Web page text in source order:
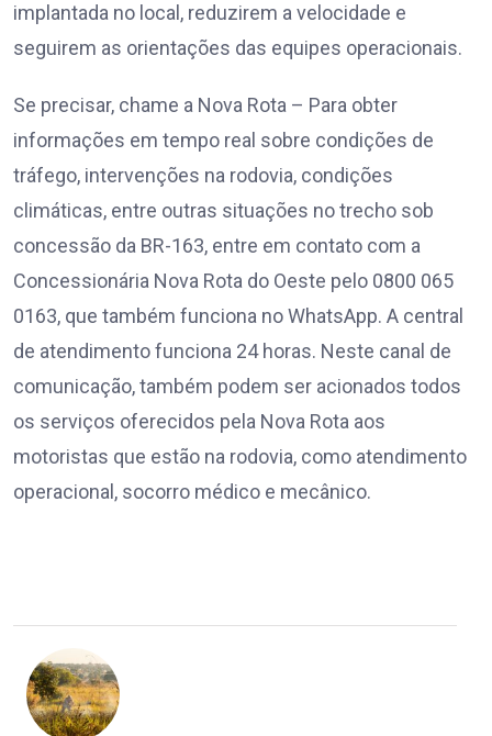
implantada no local, reduzirem a velocidade e
seguirem as orientações das equipes operacionais.
Se precisar, chame a Nova Rota – Para obter
informações em tempo real sobre condições de
tráfego, intervenções na rodovia, condições
climáticas, entre outras situações no trecho sob
concessão da BR-163, entre em contato com a
Concessionária Nova Rota do Oeste pelo 0800 065
0163, que também funciona no WhatsApp. A central
de atendimento funciona 24 horas. Neste canal de
comunicação, também podem ser acionados todos
os serviços oferecidos pela Nova Rota aos
motoristas que estão na rodovia, como atendimento
operacional, socorro médico e mecânico.